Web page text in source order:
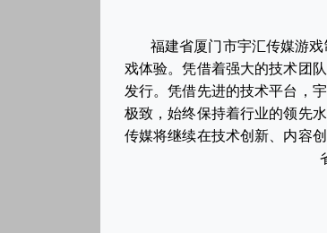
福建省厦门市宇汇传媒游
戏体验。凭借着强大的技术团
发行。凭借先进的技术平台，
极致，始终保持着行业的领先
传媒将继续在技术创新、内容